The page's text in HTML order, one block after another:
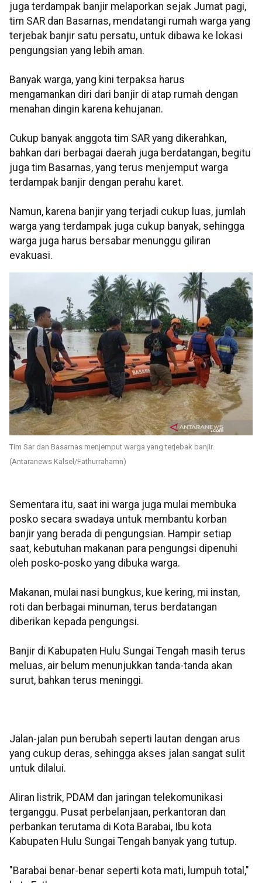
juga terdampak banjir melaporkan sejak Jumat pagi,
tim SAR dan Basarnas, mendatangi rumah warga yang
terjebak banjir satu persatu, untuk dibawa ke lokasi
pengungsian yang lebih aman.
Banyak warga, yang kini terpaksa harus
mengamankan diri dari banjir di atap rumah dengan
menahan dingin karena kehujanan.
Cukup banyak anggota tim SAR yang dikerahkan,
bahkan dari berbagai daerah juga berdatangan, begitu
juga tim Basarnas, yang terus menjemput warga
terdampak banjir dengan perahu karet.
Namun, karena banjir yang terjadi cukup luas, jumlah
warga yang terdampak juga cukup banyak, sehingga
warga juga harus bersabar menunggu giliran
evakuasi.
Tim Sar dan Basarnas menjemput warga yang terjebak banjir.
(Antaranews Kalsel/Fathurrahamn)
Sementara itu, saat ini warga juga mulai membuka
posko secara swadaya untuk membantu korban
banjir yang berada di pengungsian. Hampir setiap
saat, kebutuhan makanan para pengungsi dipenuhi
oleh posko-posko yang dibuka warga.
Makanan, mulai nasi bungkus, kue kering, mi instan,
roti dan berbagai minuman, terus berdatangan
diberikan kepada pengungsi.
Banjir di Kabupaten Hulu Sungai Tengah masih terus
meluas, air belum menunjukkan tanda-tanda akan
surut, bahkan terus meninggi.
Jalan-jalan pun berubah seperti lautan dengan arus
yang cukup deras, sehingga akses jalan sangat sulit
untuk dilalui.
Aliran listrik, PDAM dan jaringan telekomunikasi
terganggu. Pusat perbelanjaan, perkantoran dan
perbankan terutama di Kota Barabai, Ibu kota
Kabupaten Hulu Sungai Tengah banyak yang tutup.
"Barabai benar-benar seperti kota mati, lumpuh total,"